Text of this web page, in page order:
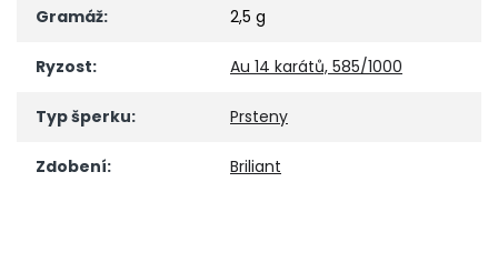
Gramáž: 2,5 g
Ryzost: Au 14 karátů, 585/1000
Typ šperku: Prsteny
Zdobení: Briliant